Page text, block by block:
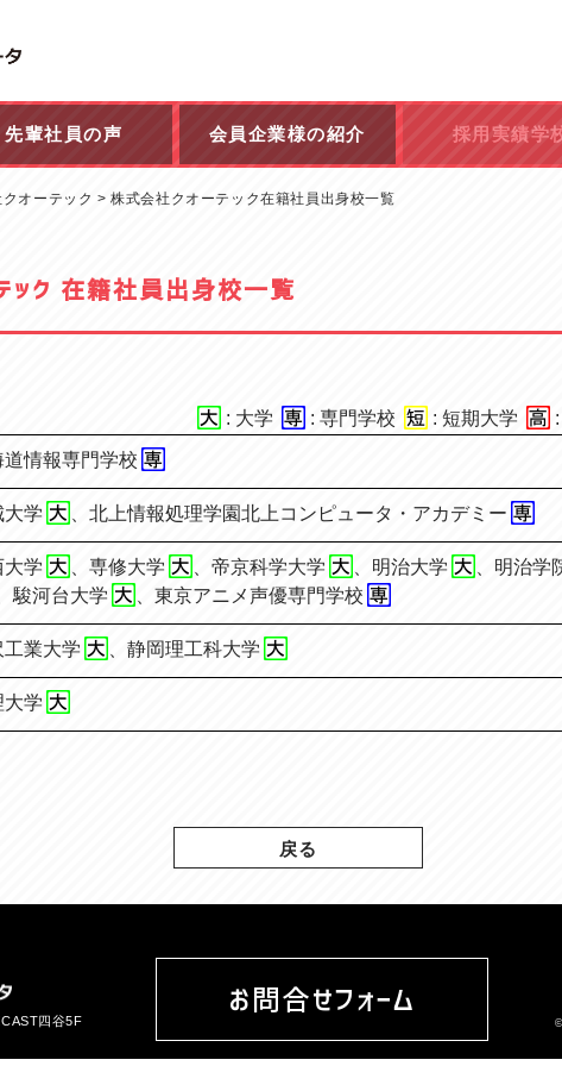
先輩社員の声 会員企業様の紹介 採用実績学
オーテック >株式会社クオーテック在籍社員出身校一覧
ック 在籍社員出身校一覧
: 大学 : 専門学校 : 短期大学
道情報専門学校
大学 北上情報処理学園北上コンピュータ・アカデミー
大学 専修大学 帝京科学大学 明治大学 明治学
駿河台大学 東京アニメ声優専門学校
工業大学 静岡理工科大学
大学
戻る
四谷5F
お問合せフォーム